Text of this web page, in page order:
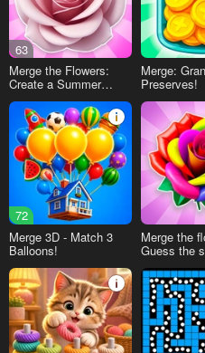
63
Merge the Flowers:
Create a Summer
Meadow!
Merge:
Preserves!
72
Merge 3D - Match 3
Balloons!
Merge the
Guess the